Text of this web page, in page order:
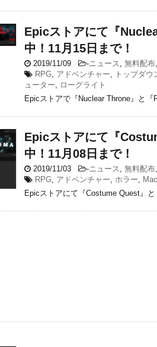
Epicストアにて『
中！11月15日まで！
2019/11/09 -ニュース , 無料配布,
RPG, アドベンチャー, トップダウ
ューター, ローグライト
Epicストアで『Nuclear Throne』と『
Epicストアにて『
中！11月08日まで！
2019/11/03 -ニュース , 無料配布,
RPG, アドベンチャー, ホラー, Mac
Epicストアにて『Costume Quest』